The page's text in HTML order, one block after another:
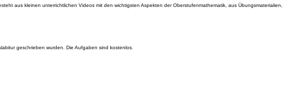
aus kleinen unterrichtlichen Videos mit den wichtigsten Aspekten der Oberstufenmathematik, aus Übungsmaterialien,
geschrieben wurden. Die Aufgaben sind kostenlos.